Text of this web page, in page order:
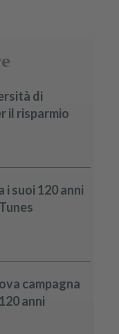
di
il risparmio
i suoi 120 anni
campagna
anni